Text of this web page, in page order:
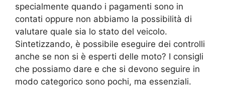
specialmente quando i pagamenti sono in
contati oppure non abbiamo la possibilità di
valutare quale sia lo stato del veicolo.
Sintetizzando, è possibile eseguire dei controlli
anche se non si è esperti delle moto? I consigli
che possiamo dare e che si devono seguire in
modo categorico sono pochi, ma essenziali.